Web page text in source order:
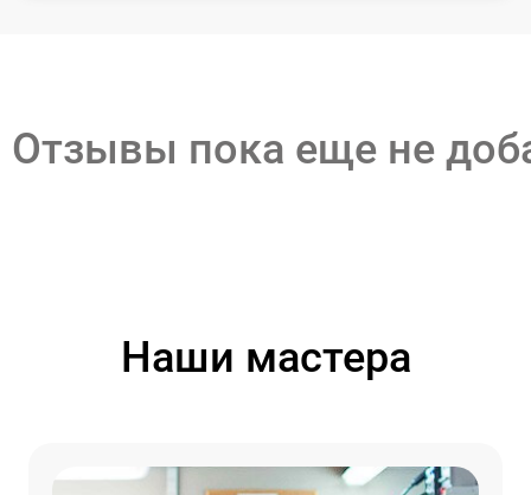
Отзывы пока еще не
Наши мастера